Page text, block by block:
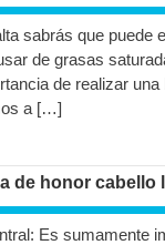
sabrás que
de grasas
de realizar
a […]
de honor cabello
Es sumamente